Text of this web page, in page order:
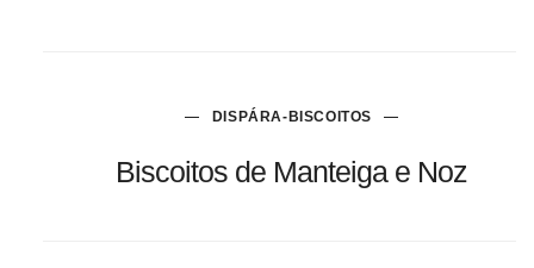
DISPÁRA-BISCOITOS
Biscoitos de Manteiga e Noz